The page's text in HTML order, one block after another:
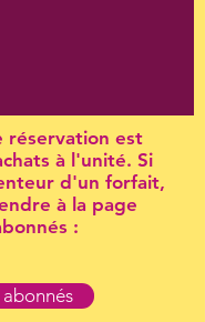
réservation est
à l'unité. Si
d'un forfait,
à la page
: